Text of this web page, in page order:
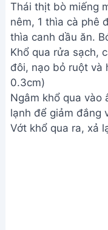
Thái thịt bò miếng
nêm, 1 thìa cà phê
thìa canh dầu ăn.
Khổ qua rửa sạch,
đôi, nạo bỏ ruột và
0.3cm)
Ngâm khổ qua vào
lạnh để giảm đắng
Vớt khổ qua ra, xả